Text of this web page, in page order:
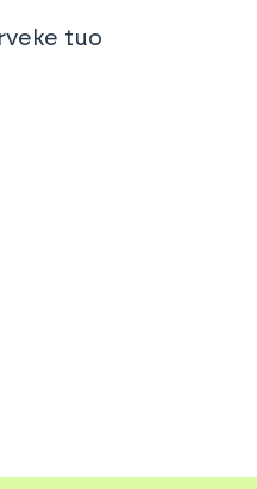
tuo